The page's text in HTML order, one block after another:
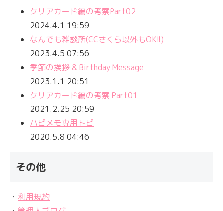
クリアカード編の考察Part02
2024.4.1 19:59
なんでも雑談所(CCさくら以外もOK!!)
2023.4.5 07:56
季節の挨拶 & Birthday Message
2023.1.1 20:51
クリアカード編の考察 Part01
2021.2.25 20:59
ハピメモ専用トピ
2020.5.8 04:46
その他
・ 利用規約